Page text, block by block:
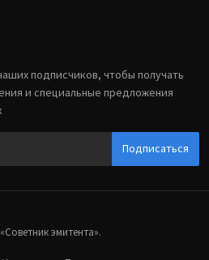
подписчиков, чтобы получать
и специальные предложения
Подписаться
эмитента».